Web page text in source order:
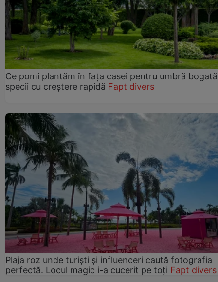
Ce pomi plantăm în fața casei pentru umbră
specii cu creștere rapidă Fapt divers
Plaja roz unde turiști și influenceri caută fotografia
perfectă. Locul magic i-a cucerit pe toți Fapt divers